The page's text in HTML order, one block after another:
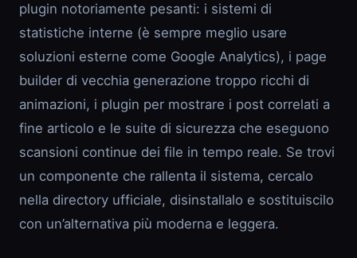
plugin notoriamente pesanti: i sistemi di
statistiche interne (è sempre meglio usare
soluzioni esterne come Google Analytics), i page
builder di vecchia generazione troppo ricchi di
animazioni, i plugin per mostrare i post correlati a
fine articolo e le suite di sicurezza che eseguono
scansioni continue dei file in tempo reale. Se trovi
un componente che rallenta il sistema, cercalo
nella directory ufficiale, disinstallalo e sostituiscilo
con un’alternativa più moderna e leggera.